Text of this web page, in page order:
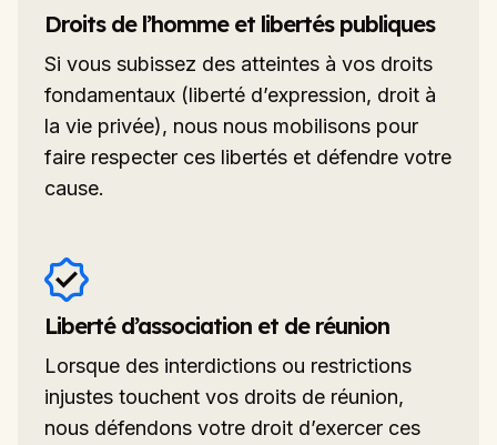
Droits de l’homme et libertés publiques
Si vous subissez des atteintes à vos droits
fondamentaux (liberté d’expression, droit à
la vie privée), nous nous mobilisons pour
faire respecter ces libertés et défendre votre
cause.
Liberté d’association et de réunion
Lorsque des interdictions ou restrictions
injustes touchent vos droits de réunion,
nous défendons votre droit d’exercer ces